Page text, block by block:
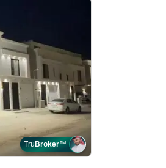
TruBroker™